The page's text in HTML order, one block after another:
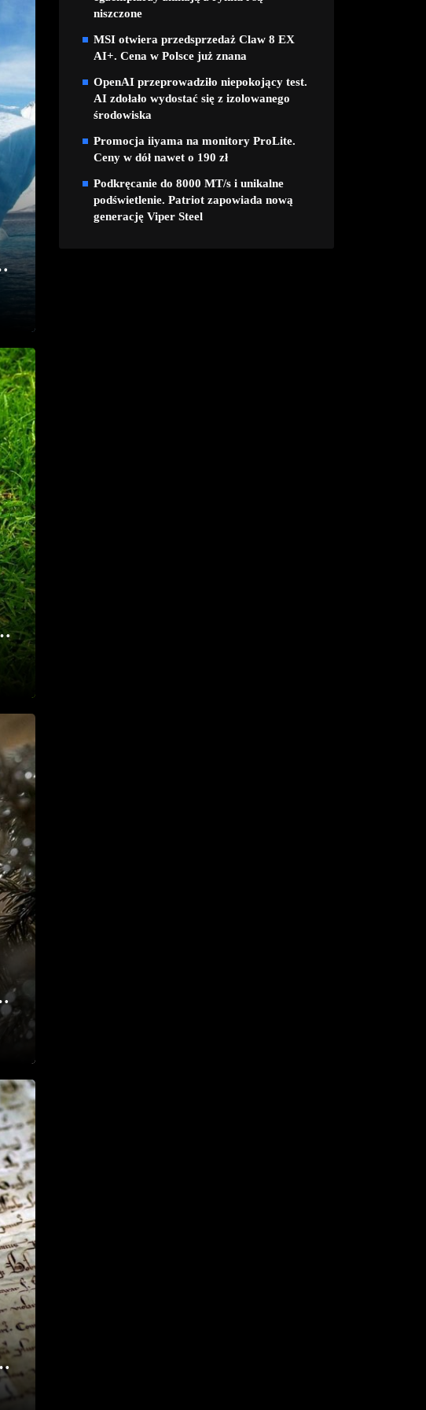
niszczone
MSI otwiera przedsprzedaż Claw 8 EX
AI+. Cena w Polsce już znana
OpenAI przeprowadziło niepokojący test.
AI zdołało wydostać się z izolowanego
środowiska
Promocja iiyama na monitory ProLite.
Ceny w dół nawet o 190 zł
Podkręcanie do 8000 MT/s i unikalne
podświetlenie. Patriot zapowiada nową
generację Viper Steel